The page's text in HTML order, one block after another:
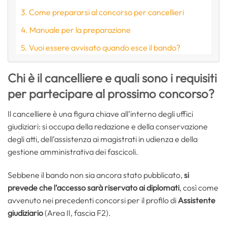
Come prepararsi al concorso per cancellieri
Manuale per la preparazione
Vuoi essere avvisato quando esce il bando?
Chi è il cancelliere e quali sono i requisiti
per partecipare al prossimo concorso?
Il cancelliere è una figura chiave all’interno degli uffici
giudiziari: si occupa della redazione e della conservazione
degli atti, dell’assistenza ai magistrati in udienza e della
gestione amministrativa dei fascicoli.
Sebbene il bando non sia ancora stato pubblicato, si
prevede che l’accesso sarà riservato ai diplomati, così come
avvenuto nei precedenti concorsi per il profilo di Assistente
giudiziario(Area II, fascia F2).